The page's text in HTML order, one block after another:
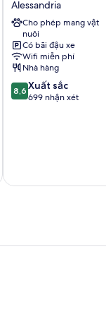
Alessandria
Alessandria
Cho phép mang vật
nuôi
Có bãi đậu xe
Wifi miễn phí
Nhà hàng
8.6
trên
8,6 Xuất sắc
699 nhận xét